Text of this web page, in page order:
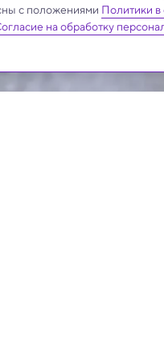
с положениями Политики
на обработку